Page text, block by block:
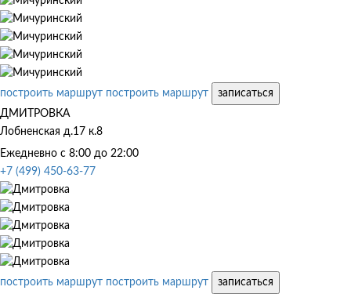
построить маршрут построить маршрут
записаться
ДМИТРОВКА
Лобненская д.17 к.8
Ежедневно с 8:00 до 22:00
+7 (499) 450-63-77
построить маршрут построить маршрут
записаться